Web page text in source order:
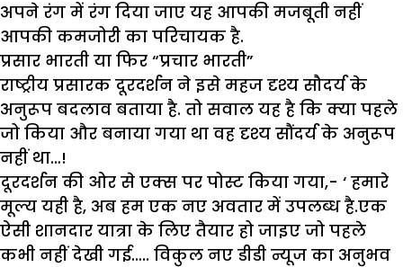
अपने रंग में रंग दिया जाए यह आपकी मजबूती नहीं
आपकी कमजोरी का परिचायक है.
प्रसार भारती या फिर “प्रचार भारती”
राष्ट्रीय प्रसारक दूरदर्शन ने इसे महज दृश्य सौदर्य के
अनुरूप बदलाव बताया है. तो सवाल यह है कि क्या पहले
जो किया और बनाया गया था वह दृश्य सौंदर्य के अनुरूप
नहीं था…!
दूरदर्शन की ओर से एक्स पर पोस्ट किया गया,- ‘ हमारे
मूल्य यही है, अब हम एक नए अवतार में उपलब्ध है.एक
ऐसी शानदार यात्रा के लिए तैयार हो जाइए जो पहले
कभी नहीं देखी गई….. विकुल नए डीडी न्यूज का अनुभव